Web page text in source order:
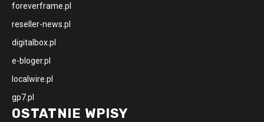
foreverframe.pl
reseller-news.pl
digitalbox.pl
e-bloger.pl
localwire.pl
gp7.pl
OSTATNIE WPISY